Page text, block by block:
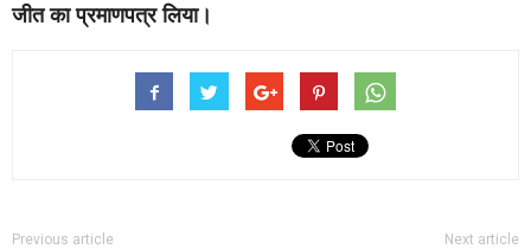
जीत का प्रमाणपत्र लिया।
Previous article Next article